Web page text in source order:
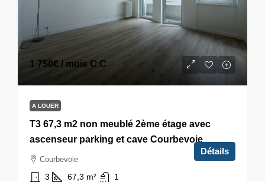
1 750€ / mois C.C
A LOUER
T3 67,3 m2 non meublé 2ème étage avec
ascenseur parking et cave Courbevoie
Courbevoie
3 67,3 m² 1
Détails